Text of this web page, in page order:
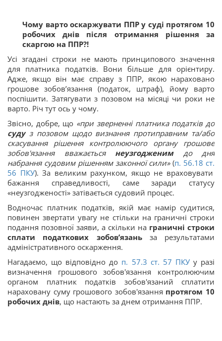
Чому варто оскаржувати ППР у суді протягом 10
робочих днів після отримання рішення за
скаргою на ППР?!
Усі згадані строки не мають принципового значення
для платника податків. Вони більше для орієнтиру.
Адже, якщо він має справу з ППР, якою нараховано
грошове зобов’язання (податок, штраф), йому варто
поспішити. Затягувати з позовом на місяці чи роки не
варто. Річ тут ось у чому.
Звісно, добре, що «при зверненні платника податків до
судуз позовом щодо визнання протиправним та/або
скасування рішення контролюючого органу грошове
зобов'язання вважається неузгодженимдо дня
набрання судовим рішенням законної сили»(п. 56.18 ст.
56 ПКУ). За великим рахунком, якщо не враховувати
бажання справедливості, саме заради статусу
«неузгодженості» затівається судовий процес.
Водночас платник податків, якій має намір судитися,
повинен звертати увагу не стільки на граничні строки
подання позовної заяви, а скільки на граничні строки
сплати податкових зобов’язаньза результатами
адміністративного оскарження.
Нагадаємо, що відповідно до п. 57.3 ст. 57 ПКУу разі
визначення грошового зобов'язання контролюючим
органом платник податків зобов'язаний сплатити
нараховану суму грошового зобов'язання протягом 10
робочих днів, що настають за днем отримання ППР.